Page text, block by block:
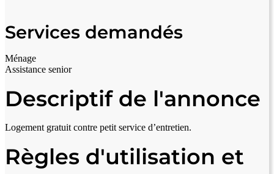
Services demandés
Ménage
Assistance senior
Descriptif de l'annonce
Logement gratuit contre petit service d’entretien.
Règles d'utilisation et